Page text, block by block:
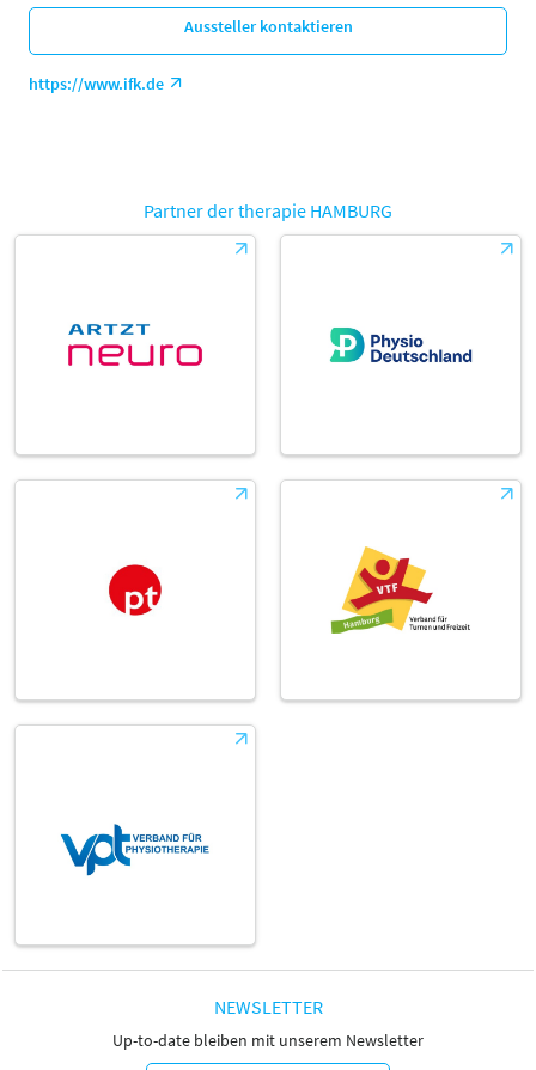
Aussteller kontaktieren
https://www.ifk.de
Partner der therapie HAMBURG
NEWSLETTER
Up-to-date bleiben mit unserem Newsletter